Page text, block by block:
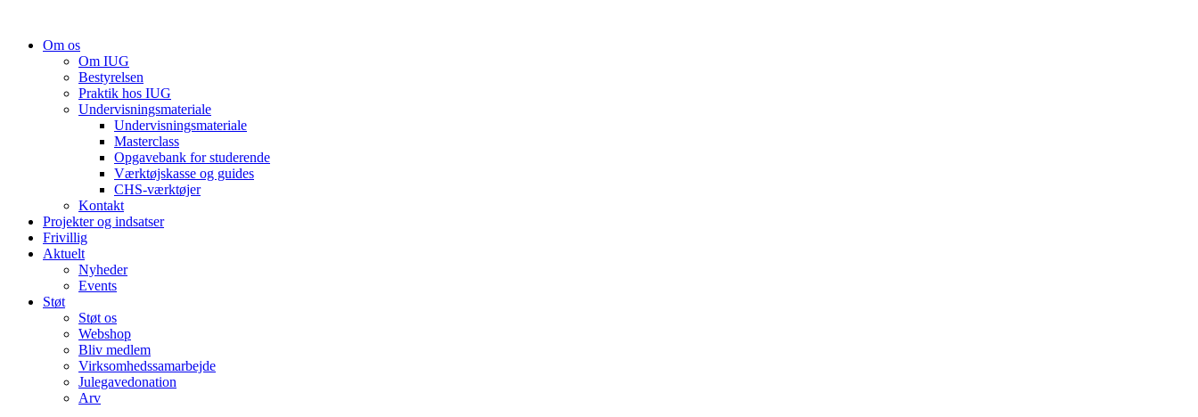
indholdOm os
Om IUG
Bestyrelsen
Praktik hos IUG
Undervisningsmateriale
Undervisningsmateriale
Masterclass
Opgavebank for studerende
Værktøjskasse og guides
CHS-værktøjer
Kontakt
Projekter og indsatser
Frivillig
Aktuelt
Nyheder
Events
Støt
Støt os
Webshop
Bliv medlem
Virksomhedssamarbejde
Julegavedonation
Arv